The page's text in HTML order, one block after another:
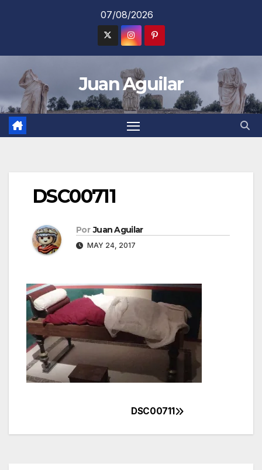
07/08/2026
Juan Aguilar
DSC00711
Por Juan Aguilar
MAY 24, 2017
de
DSC00711